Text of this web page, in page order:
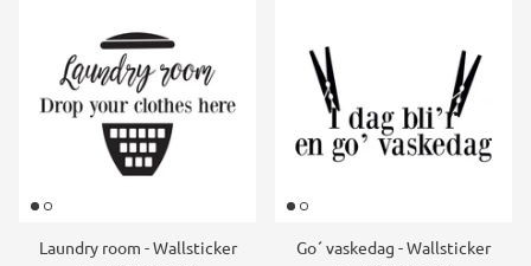
Laundry room - Wallsticker Go´ vaskedag - Wallsticker